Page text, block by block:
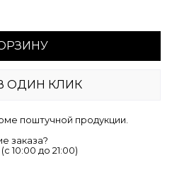
ОДИН КЛИК
поштучной продукции.
заказа?
10:00 до 21:00)